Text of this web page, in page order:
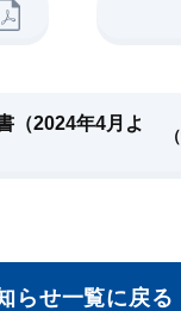
（2024年4月よ
らせ一覧に戻る